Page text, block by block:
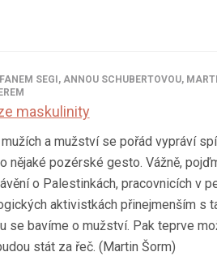
SEGI, ANNOU SCHUBERTOVOU,
maskulinity
mužích a mužství se pořád vypráví
nějaké pozérské gesto. Vážně,
o Palestinkách, pracovnicích v
aktivistkách přinejmenším s
se bavíme o mužství. Pak teprve
stát za řeč. (Martin Šorm)